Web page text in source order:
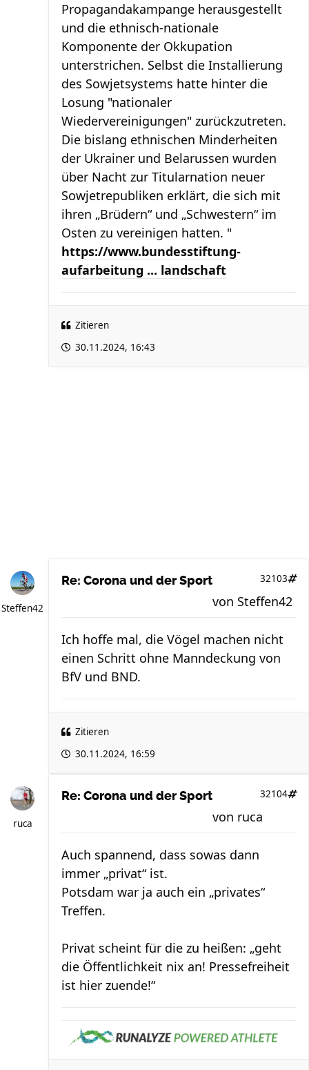
Propagandakampange herausgestellt
und die ethnisch-nationale
Komponente der Okkupation
unterstrichen. Selbst die Installierung
des Sowjetsystems hatte hinter die
Losung "nationaler
Wiedervereinigungen" zurückzutreten.
Die bislang ethnischen Minderheiten
der Ukrainer und Belarussen wurden
über Nacht zur Titularnation neuer
Sowjetrepubliken erklärt, die sich mit
ihren „Brüdern“ und „Schwestern“ im
Osten zu vereinigen hatten. "
https://www.bundesstiftung-
aufarbeitung ... landschaft
Zitieren
30.11.2024, 16:43
Steffen42
Re: Corona und der Sport 32103
von Steffen42
Ich hoffe mal, die Vögel machen nicht
einen Schritt ohne Manndeckung von
BfV und BND.
Zitieren
30.11.2024, 16:59
ruca
Re: Corona und der Sport 32104
von ruca
Auch spannend, dass sowas dann
immer „privat“ ist.
Potsdam war ja auch ein „privates“
Treffen.
Privat scheint für die zu heißen: „geht
die Öffentlichkeit nix an! Pressefreiheit
ist hier zuende!“